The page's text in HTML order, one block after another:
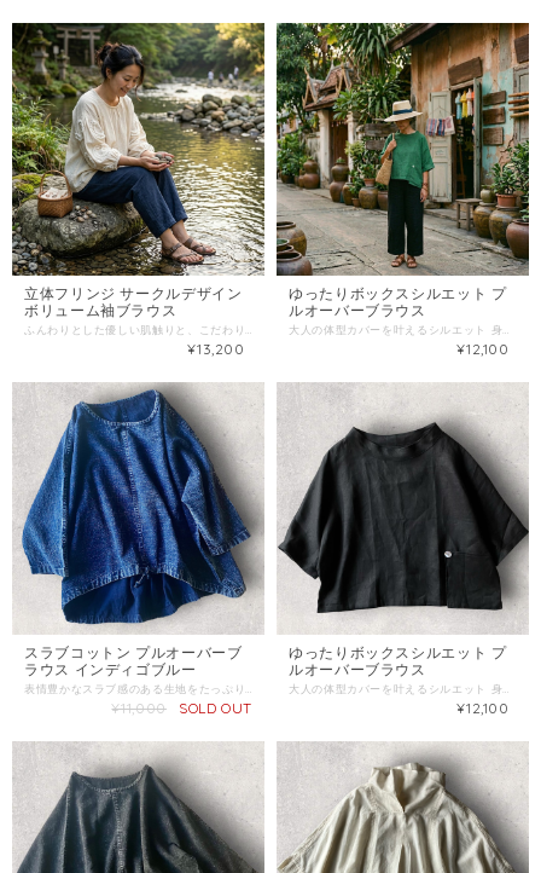
立体フリンジ サークルデザイン
ボリューム袖ブラウス
¥13,200
ゆったりボックスシルエット プ
ルオーバーブラウス
¥12,100
スラブコットン プルオーバーブ
ラウス インディゴブルー
¥11,000 SOLD OUT
ゆったりボックスシルエット プ
ルオーバーブラウス
¥12,100